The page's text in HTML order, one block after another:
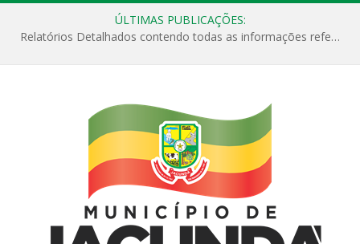
ÚLTIMAS PUBLICAÇÕES:
Relatórios Detalhados contendo todas as informações referentes a execução de recursos destinados ao fomento de projetos culturais no Município de Jacundá entre os anos de 2022 ao presente ano de 2026.